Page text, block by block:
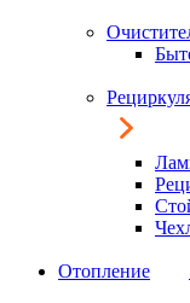
Отопление